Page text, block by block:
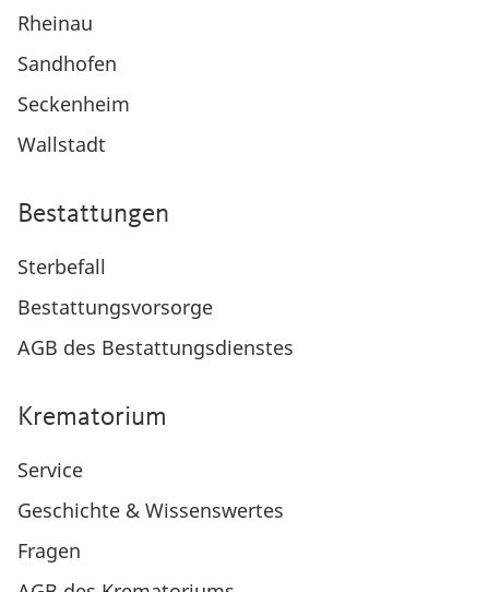
Rheinau
Sandhofen
Seckenheim
Wallstadt
Bestattungen
Sterbefall
Bestattungsvorsorge
AGB des Bestattungsdienstes
Krematorium
Service
Geschichte & Wissenswertes
Fragen